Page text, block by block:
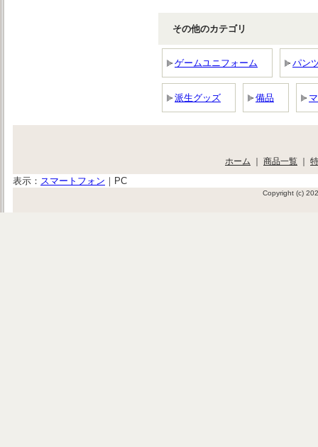
その他のカテゴリ
ゲームユニフォーム パン
派生グッズ 備品
ホーム ｜ 商品一覧 ｜
表示： スマートフォン ｜ PC
Copyright (c)